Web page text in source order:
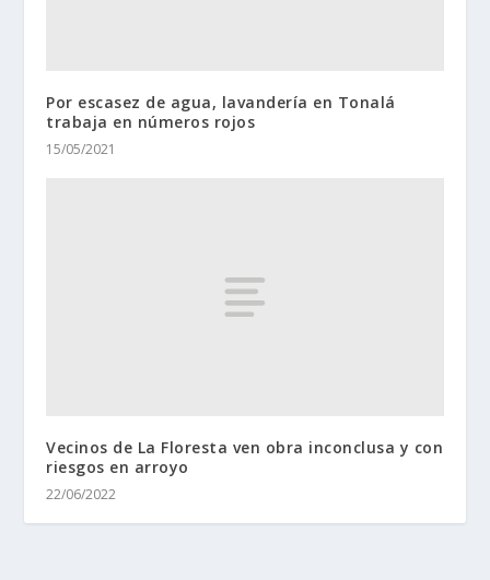
Por escasez de agua, lavandería en Tonalá
trabaja en números rojos
15/05/2021
Vecinos de La Floresta ven obra inconclusa y con
riesgos en arroyo
22/06/2022